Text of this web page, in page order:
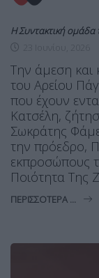
Η Συντακτική ομάδα
Την άμεση
του Αρείου
που έχουν
Κατσέλη,
Σωκράτης
την πρόεδρο,
εκπροσώπους
Ποιότητα Της
ΠΕΡΙΣΣΌΤΕΡΑ ...